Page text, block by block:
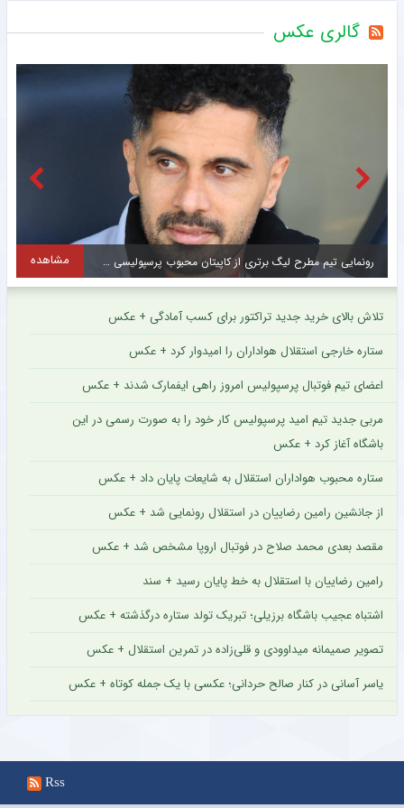
گالری عکس
پیام ویژه مدیر استقلال برای هواداران آبی سوژه شد + سند مشاهده
تلاش بالای خرید جدید تراکتور برای کسب آمادگی + عکس
ستاره خارجی استقلال هواداران را امیدوار کرد + عکس
اعضای تیم فوتبال پرسپولیس امروز راهی ایفمارک شدند + عکس
مربی جدید تیم امید پرسپولیس کار خود را به صورت رسمی در این
باشگاه آغاز کرد + عکس
ستاره محبوب هواداران استقلال به شایعات پایان داد + عکس
از جانشین رامین رضاییان در استقلال رونمایی شد + عکس
مقصد بعدی محمد صلاح در فوتبال اروپا مشخص شد + عکس
رامین رضاییان با استقلال به خط پایان رسید + سند
اشتباه عجیب باشگاه برزیلی؛ تبریک تولد ستاره درگذشته + عکس
تصویر صمیمانه میداوودی و قلی‌زاده در تمرین استقلال + عکس
یاسر آسانی در کنار صالح حردانی؛ عکسی با یک جمله کوتاه + عکس
Rss